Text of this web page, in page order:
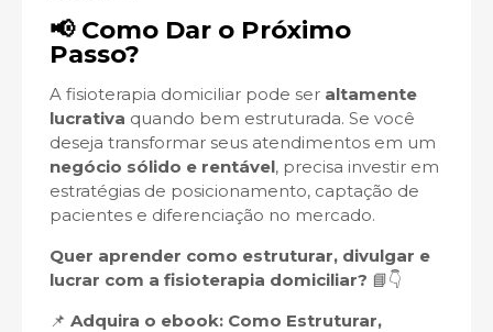
📢 Como Dar o Próximo
Passo?
A fisioterapia domiciliar pode ser altamente
lucrativa quando bem estruturada. Se você
deseja transformar seus atendimentos em um
negócio sólido e rentável, precisa investir em
estratégias de posicionamento, captação de
pacientes e diferenciação no mercado.
Quer aprender como estruturar, divulgar e
lucrar com a fisioterapia domiciliar? 📘👇
📌 Adquira o ebook: Como Estruturar,